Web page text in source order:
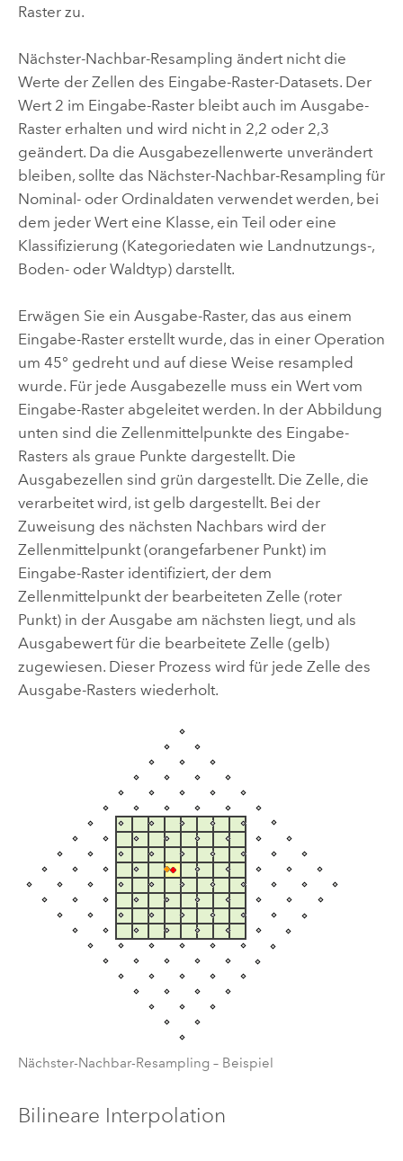
Raster zu.
Nächster-Nachbar-Resampling ändert nicht die
Werte der Zellen des Eingabe-Raster-Datasets. Der
Wert 2 im Eingabe-Raster bleibt auch im Ausgabe-
Raster erhalten und wird nicht in 2,2 oder 2,3
geändert. Da die Ausgabezellenwerte unverändert
bleiben, sollte das Nächster-Nachbar-Resampling für
Nominal- oder Ordinaldaten verwendet werden, bei
dem jeder Wert eine Klasse, ein Teil oder eine
Klassifizierung (Kategoriedaten wie Landnutzungs-,
Boden- oder Waldtyp) darstellt.
Erwägen Sie ein Ausgabe-Raster, das aus einem
Eingabe-Raster erstellt wurde, das in einer Operation
um 45° gedreht und auf diese Weise resampled
wurde. Für jede Ausgabezelle muss ein Wert vom
Eingabe-Raster abgeleitet werden. In der Abbildung
unten sind die Zellenmittelpunkte des Eingabe-
Rasters als graue Punkte dargestellt. Die
Ausgabezellen sind grün dargestellt. Die Zelle, die
verarbeitet wird, ist gelb dargestellt. Bei der
Zuweisung des nächsten Nachbars wird der
Zellenmittelpunkt (orangefarbener Punkt) im
Eingabe-Raster identifiziert, der dem
Zellenmittelpunkt der bearbeiteten Zelle (roter
Punkt) in der Ausgabe am nächsten liegt, und als
Ausgabewert für die bearbeitete Zelle (gelb)
zugewiesen. Dieser Prozess wird für jede Zelle des
Ausgabe-Rasters wiederholt.
Nächster-Nachbar-Resampling – Beispiel
Bilineare Interpolation